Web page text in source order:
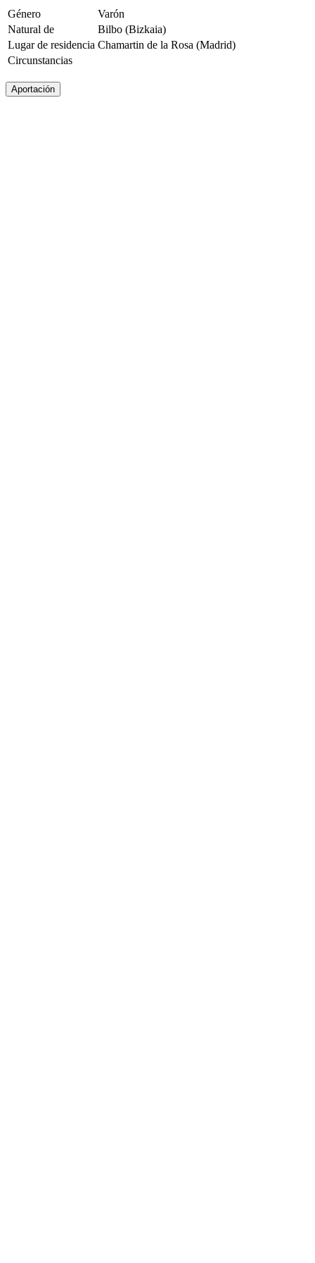
Género
Varón
Natural de
Bilbo (Bizkaia)
Lugar de residencia Chamartin de la Rosa (Madrid)
Circunstancias